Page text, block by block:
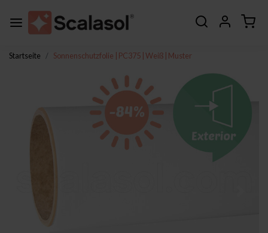
Startseite Sonnenschutzfolie | PC375 | Weiß | Muster
Zurück